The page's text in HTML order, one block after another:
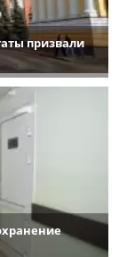
призвали